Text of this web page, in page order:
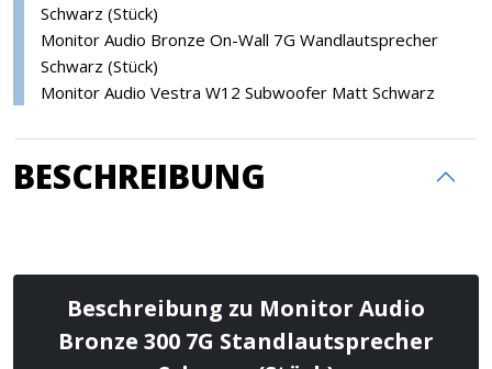
Schwarz (Stück)
Monitor Audio Bronze On-Wall 7G Wandlautsprecher
Schwarz (Stück)
Monitor Audio Vestra W12 Subwoofer Matt Schwarz
BESCHREIBUNG
Beschreibung zu Monitor Audio
Bronze 300 7G Standlautsprecher